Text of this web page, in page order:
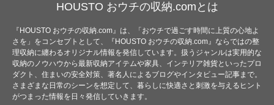
HOUSTO おウチの収納.comとは
『HOUSTO おウチの収納.com』は、「おウチで過ごす時間に上質の心地よ
さを」をコンセプトとして、『HOUSTO おウチの収納.com』ならではの整
理収納に纏わるオリジナル情報を発信しています。扱うジャンルは実用的な
収納のノウハウから最新収納アイテムや家具、インテリア雑貨といったプロ
ダクト、住まいの安全対策、著名人によるブログやインタビュー記事まで。
さまざまな日常のシーンを想定して、暮らしに快適さと刺激を与えるヒント
がつまった情報を日々発信していきます。